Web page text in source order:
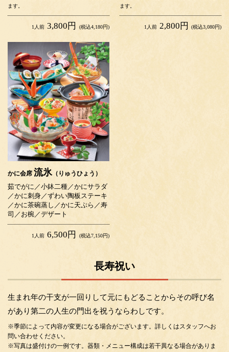
ます。
1人前 3,800円 (税込4,180円)
ます。
1人前 2,800円 (税込3,080円)
かに会席 流氷（りゅうひょう）
茹でがに／小鉢二種／かにサラダ
／かに刺身／ずわい陶板ステーキ
／かに茶碗蒸し／かに天ぷら／寿
司／お椀／デザート
1人前 6,500円 (税込7,150円)
長寿祝い
生まれ年の干支が一回りして元にもどることからその呼び名
があり第二の人生の門出を祝うならわしです。
※季節によって内容が変更になる場合がございます。詳しくはスタッフへお
問い合わせください。
※写真は盛付けの一例です。器類・メニュー構成は若干異なる場合がありま